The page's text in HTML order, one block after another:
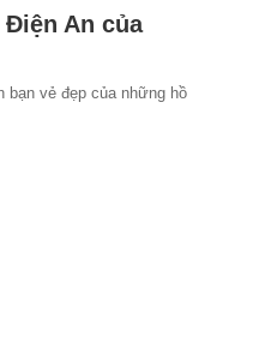
An của
bạn vẻ đẹp của những hồ